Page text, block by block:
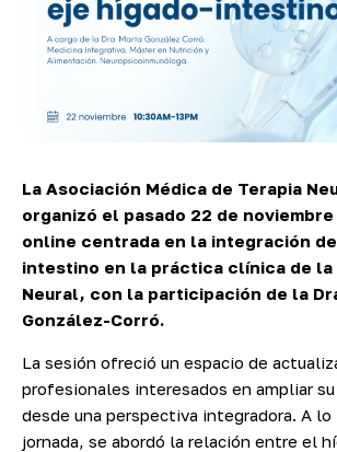
La Asociación Médica de Terapia
organizó el pasado 22 de
online centrada en la integración
intestino en la práctica clínica de la
Neural, con la participación de la
González-Corró.
La sesión ofreció un espacio de
profesionales interesados en ampliar
desde una perspectiva integradora. A lo
jornada, se abordó la relación entre el